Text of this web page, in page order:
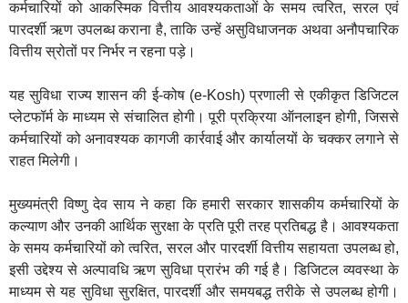
कर्मचारियों को आकस्मिक वित्तीय आवश्यकताओं के समय त्वरित, सरल एवं
पारदर्शी ऋण उपलब्ध कराना है, ताकि उन्हें असुविधाजनक अथवा अनौपचारिक
वित्तीय स्रोतों पर निर्भर न रहना पड़े।
यह सुविधा राज्य शासन की ई-कोष (e-Kosh) प्रणाली से एकीकृत डिजिटल
प्लेटफॉर्म के माध्यम से संचालित होगी। पूरी प्रक्रिया ऑनलाइन होगी, जिससे
कर्मचारियों को अनावश्यक कागजी कार्रवाई और कार्यालयों के चक्कर लगाने से
राहत मिलेगी।
मुख्यमंत्री विष्णु देव साय ने कहा कि हमारी सरकार शासकीय कर्मचारियों के
कल्याण और उनकी आर्थिक सुरक्षा के प्रति पूरी तरह प्रतिबद्ध है। आवश्यकता
के समय कर्मचारियों को त्वरित, सरल और पारदर्शी वित्तीय सहायता उपलब्ध हो,
इसी उद्देश्य से अल्पावधि ऋण सुविधा प्रारंभ की गई है। डिजिटल व्यवस्था के
माध्यम से यह सुविधा सुरक्षित, पारदर्शी और समयबद्ध तरीके से उपलब्ध होगी।